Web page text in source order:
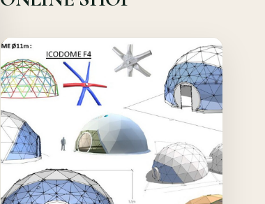
Details
Offer!
Quick View